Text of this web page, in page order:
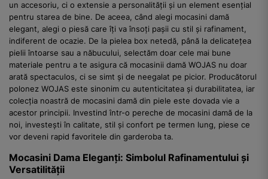
un accesoriu, ci o extensie a personalității și un element esențial
pentru starea de bine. De aceea, când alegi mocasini damă
elegant, alegi o piesă care îți va însoți pașii cu stil și rafinament,
indiferent de ocazie. De la pielea box netedă, până la delicatețea
pielii întoarse sau a năbucului, selectăm doar cele mai bune
materiale pentru a te asigura că mocasinii damă WOJAS nu doar
arată spectaculos, ci se simt și de neegalat pe picior. Producătorul
polonez WOJAS este sinonim cu autenticitatea și durabilitatea, iar
colecția noastră de mocasini damă din piele este dovada vie a
acestor principii. Investind într-o pereche de mocasini damă de la
noi, investești în calitate, stil și confort pe termen lung, piese ce
vor deveni rapid favoritele din garderoba ta.
Mocasini Dama Eleganți: Simbolul Rafinamentului și
Versatilității